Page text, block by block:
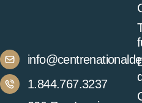
1.844.767.3237